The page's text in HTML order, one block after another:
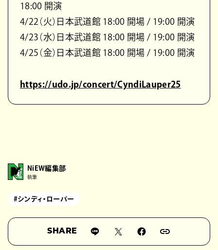
18:00 開演
4/22（火）日本武道館 18:00 開場 / 19:00 開演
4/23（水）日本武道館 18:00 開場 / 19:00 開演
4/25（金）日本武道館 18:00 開場 / 19:00 開演
https://udo.jp/concert/CyndiLauper25
NiEW編集部
執筆
#シンディ・ローパー
SHARE